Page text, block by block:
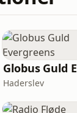
Haderslev